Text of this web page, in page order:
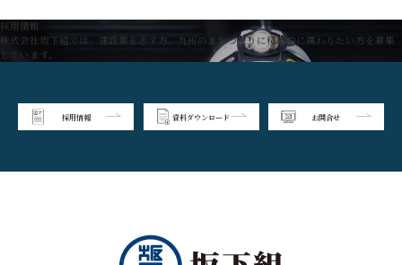
採用情報
株式会社坂下組では、建設業を志す方、九州のまちづくりに積極的に携わりたい方を募集
しています。
採用情報 資料ダウンロード お問合せ